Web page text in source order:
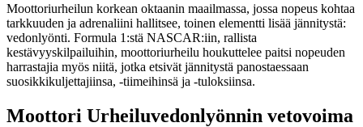
Moottoriurheilun korkean oktaanin maailmassa, jossa nopeus kohtaa
tarkkuuden ja adrenaliini hallitsee, toinen elementti lisää jännitystä:
vedonlyönti. Formula 1:stä NASCAR:iin, rallista
kestävyyskilpailuihin, moottoriurheilu houkuttelee paitsi nopeuden
harrastajia myös niitä, jotka etsivät jännitystä panostaessaan
suosikkikuljettajiinsa, -tiimeihinsä ja -tuloksiinsa.
Moottori Urheiluvedonlyönnin vetovoima